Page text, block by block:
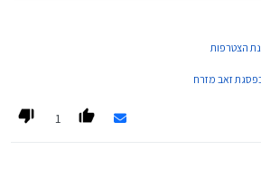
הצטרפות
זאב מזרח
1